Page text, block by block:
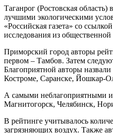
Таганрог (Ростовская
лучшими экологическими
«Российская газета» со
исследования из
Приморский город авторы
первом – Тамбов. Затем
Благоприятной авторы
Костроме, Саранске, Йошкар-
А самыми неблагоприятными
Магнитогорск, Челябинск,
В рейтинге учитывалось
загрязняющих воздух. Также